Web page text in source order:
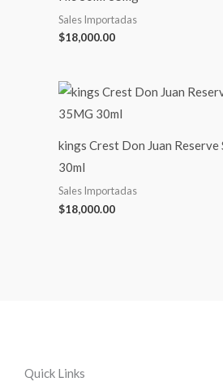
Sales Importadas
$18,000.00
kings Crest Don Juan
30ml
Sales Importadas
$18,000.00
Quick Links